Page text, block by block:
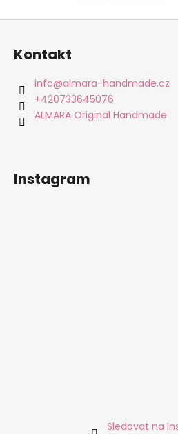
Z
Kontakt
info@almara-handmade.cz
+420733645076
ALMARA Original Handmade
Instagram
Sledovat na